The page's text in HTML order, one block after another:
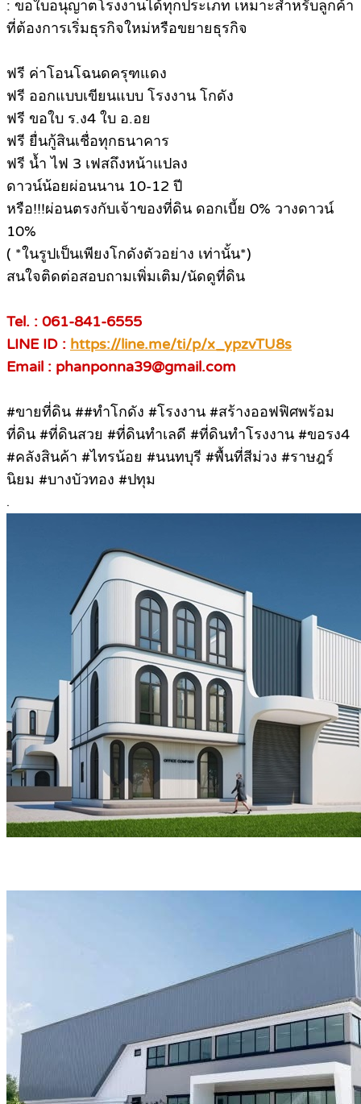
: ขอใบอนุญาตโรงงานได้ทุกประเภท เหมาะสำหรับลูกค้า
ที่ต้องการเริ่มธุรกิจใหม่หรือขยายธุรกิจ
ฟรี ค่าโอนโฉนดครุฑแดง
ฟรี ออกแบบเขียนแบบ โรงงาน โกดัง
ฟรี ขอใบ ร.ง4 ใบ อ.อย
ฟรี ยื่นกู้สินเชื่อทุกธนาคาร
ฟรี น้ำ ไฟ 3 เฟสถึงหน้าแปลง
ดาวน์น้อยผ่อนนาน 10-12 ปี
หรือ!!!ผ่อนตรงกับเจ้าของที่ดิน ดอกเบี้ย 0% วางดาวน์
10%
( *ในรูปเป็นเพียงโกดังตัวอย่าง เท่านั้น*)
สนใจติดต่อสอบถามเพิ่มเติม/นัดดูที่ดิน
Tel. : 061-841-6555
LINE ID : https://line.me/ti/p/x_ypzvTU8s
Email : phanponna39@gmail.com
#ขายที่ดิน ##ทําโกดัง #โรงงาน #สร้างออฟฟิศพร้อม
ที่ดิน #ที่ดินสวย #ที่ดินทำเลดี #ที่ดินทำโรงงาน #ขอรง4
#คลังสินค้า #ไทรน้อย #นนทบุรี #พื้นที่สีม่วง #ราษฎร์
นิยม #บางบัวทอง #ปทุม
.